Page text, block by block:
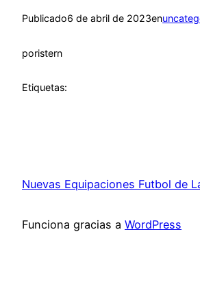
Publicado6 de abril de 2023en
poristern
Etiquetas:
Nuevas Equipaciones Futbol de
Funciona gracias a WordPress